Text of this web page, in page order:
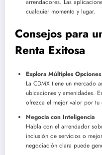
cualquier momento y lugar.
Consejos para
Renta Exitosa
Explora Múltiples Opciones
La CDMX tiene un mercado
ubicaciones y amenidades.
ofrezca el mejor valor por tu
Negocia con Inteligencia
Habla con el arrendador
inclusión de servicios o
negociación clara puede